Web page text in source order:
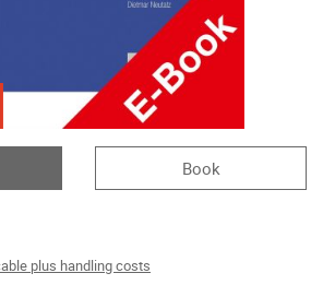
Book
plus handling costs